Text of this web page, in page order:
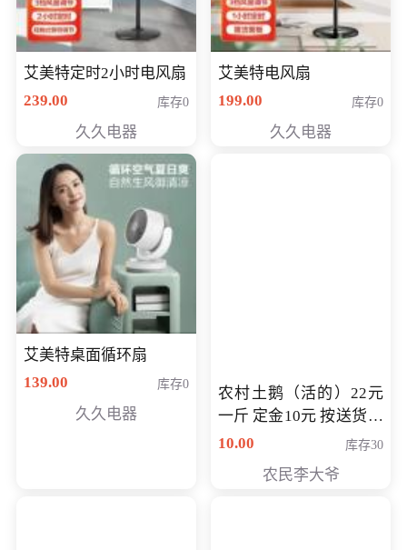
艾美特定时2小时电风扇
239.00
库存0
久久电器
艾美特电风扇
199.00
库存0
久久电器
艾美特桌面循环扇
139.00
库存0
久久电器
农村土鹅（活的）22元
一斤 定金10元 按送货交
付时秤重计算货款 定金
10.00 库存30
农民李大爷